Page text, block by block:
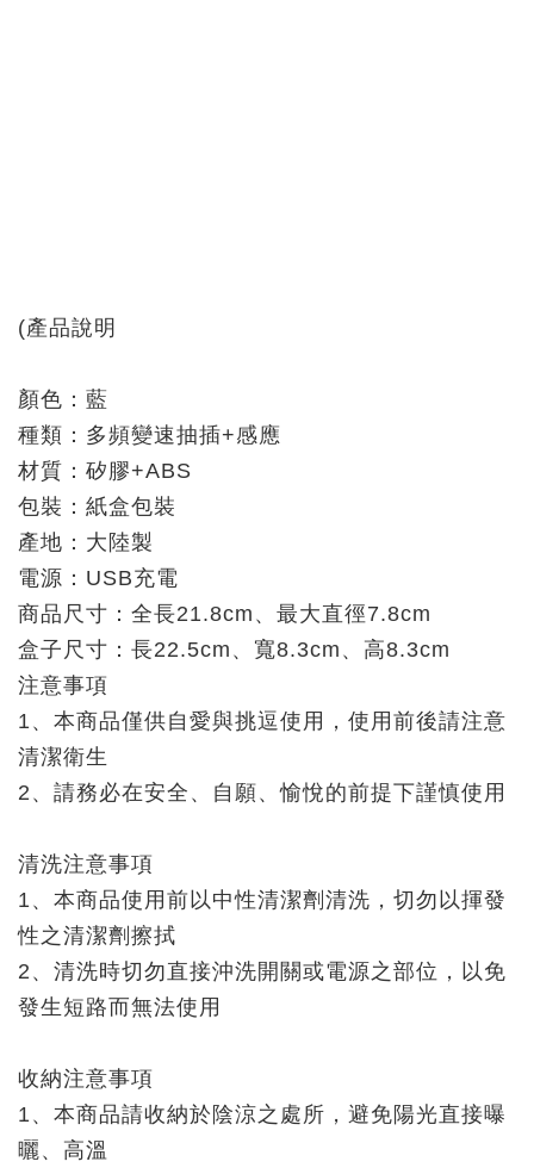
(產品說明
顏色：藍
種類：多頻變速抽插+感應
材質：矽膠+ABS
包裝：紙盒包裝
產地：大陸製
電源：USB充電
商品尺寸：全長21.8cm、最大直徑7.8cm
盒子尺寸：長22.5cm、寬8.3cm、高8.3cm
注意事項
1、本商品僅供自愛與挑逗使用，使用前後請注意
清潔衛生
2、請務必在安全、自願、愉悅的前提下謹慎使用
清洗注意事項
1、本商品使用前以中性清潔劑清洗，切勿以揮發
性之清潔劑擦拭
2、清洗時切勿直接沖洗開關或電源之部位，以免
發生短路而無法使用
收納注意事項
1、本商品請收納於陰涼之處所，避免陽光直接曝
曬、高溫